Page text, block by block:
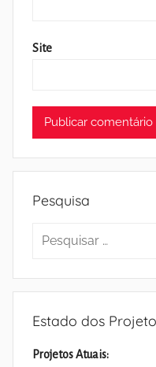
Site
Pesquisa
Pesquisar
Estado dos
Projetos Atuais: